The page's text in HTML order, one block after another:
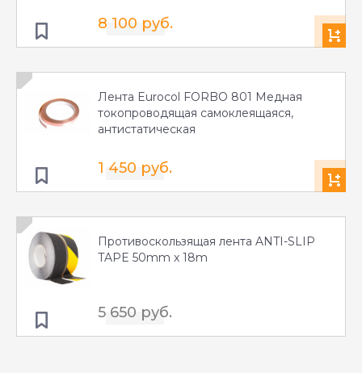
8 100 руб.
Лента Eurocol FORBO 801 Медная
токопроводящая самоклеящаяся,
антистатическая
1 450 руб.
Противоскользящая лента ANTI-SLIP
TAPE 50mm x 18m
5 650 руб.